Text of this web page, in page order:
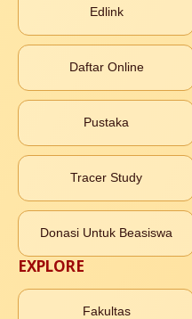
Edlink
Daftar Online
Pustaka
Tracer Study
Donasi Untuk Beasiswa
EXPLORE
Fakultas